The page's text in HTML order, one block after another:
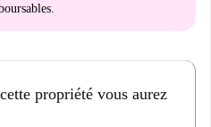
propriété vous aurez